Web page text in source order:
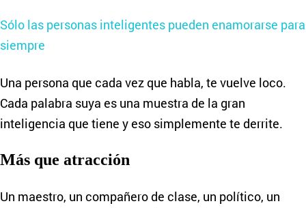
Sólo las personas inteligentes pueden enamorarse para
siempre
Una persona que cada vez que habla, te vuelve loco.
Cada palabra suya es una muestra de la gran
inteligencia que tiene y eso simplemente te derrite.
Más que atracción
Un maestro, un compañero de clase, un político, un